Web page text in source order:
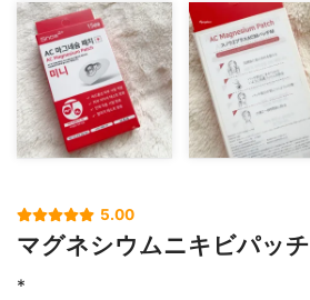
5.00
マグネシウムニキビパッチ
*